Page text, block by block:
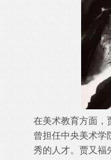
在美术教育方面，
曾担任中央美术学
秀的人才。贾又福